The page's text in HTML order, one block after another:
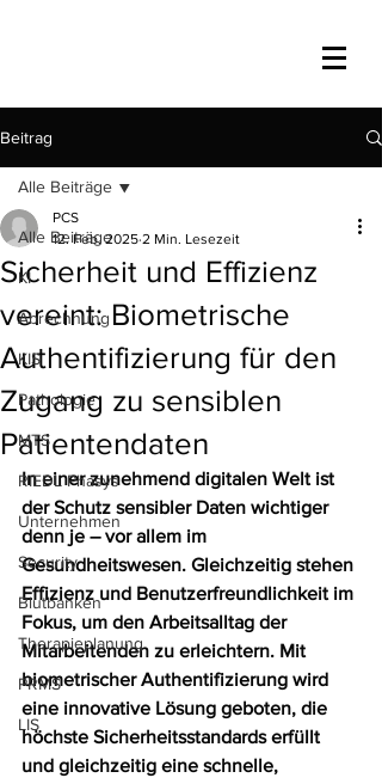
Beitrag
Alle Beiträge
KI
Abrechnung
KIS
Pathologie
MTS
RIEDL Phasys
Unternehmen
Security
Blutbanken
Therapieplanung
PRMS
LIS
Alle Beiträge
Sicherheit und Effizienz
vereint: Biometrische
Authentifizierung für den
Zugang zu sensiblen
Patientendaten
PCS
12. Feb. 2025 2 Min. Lesezeit
In einer zunehmend digitalen Welt ist
der Schutz sensibler Daten wichtiger
denn je – vor allem im
Gesundheitswesen. Gleichzeitig stehen
Effizienz und Benutzerfreundlichkeit im
Fokus, um den Arbeitsalltag der
Mitarbeitenden zu erleichtern. Mit
biometrischer Authentifizierung wird
eine innovative Lösung geboten, die
höchste Sicherheitsstandards erfüllt
und gleichzeitig eine schnelle,